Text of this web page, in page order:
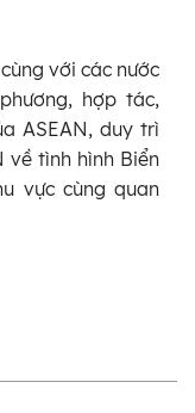
với các nước
hợp tác,
ASEAN, duy trì
về tình hình Biển
vực cùng quan